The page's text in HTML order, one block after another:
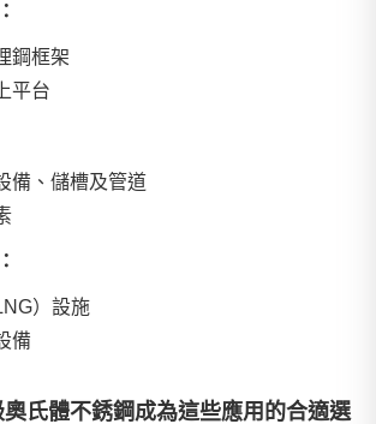
鋼框架
平台
備、儲槽及管道
）設施
備
氏體不銹鋼成為這些應用的合適選